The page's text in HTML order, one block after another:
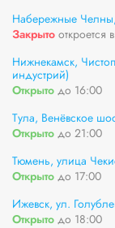
Набережные
Закрыто откроется
Нижнекамск,
индустрий)
Открыто до 16:00
Тула, Венёвское
Открыто до 21:00
Тюмень, улица
Открыто до 17:00
Ижевск, ул.
Открыто до 18:00